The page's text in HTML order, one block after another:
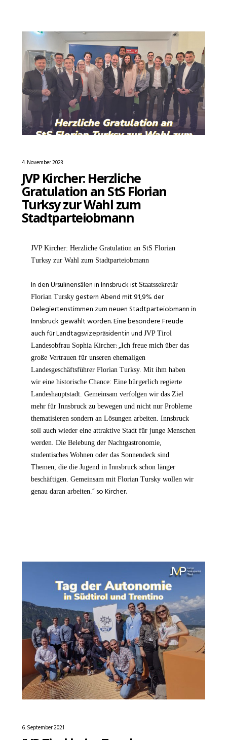
4. November 2023
JVP Kircher: Herzliche
Gratulation an StS Florian
Turksy zur Wahl zum
Stadtparteiobmann
JVP Kircher: Herzliche Gratulation an StS Florian
Turksy zur Wahl zum Stadtparteiobmann
In den Ursulinensälen in Innsbruck ist Staatssekretär
Florian Turskygestern Abend mit 91,9% der
Delegiertenstimmen zum neuen Stadtparteiobmann in
Innsbruck gewählt worden. Eine besondere Freude
auch für Landtagsvizepräsidentin und JVP Tirol
Landesobfrau Sophia Kircher: „Ich freue mich über das
große Vertrauen für unseren ehemaligen
Landesgeschäftsführer Florian Turksy. Mit ihm haben
wir eine historische Chance: Eine bürgerlich regierte
Landeshauptstadt. Gemeinsam verfolgen wir das Ziel
mehr für Innsbruck zu bewegen und nicht nur Probleme
thematisieren sondern an Lösungen arbeiten. Innsbruck
soll auch wieder eine attraktive Stadt für junge Menschen
werden. Die Belebung der Nachtgastronomie,
studentisches Wohnen oder das Sonnendeck sind
Themen, die die Jugend in Innsbruck schon länger
beschäftigen. Gemeinsam mit Florian Tursky wollen wir
genau daran arbeiten.” so Kircher.
6. September 2021